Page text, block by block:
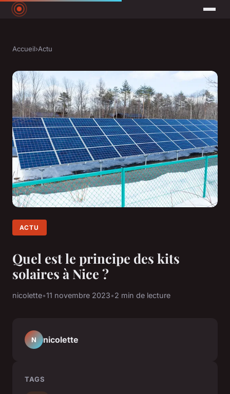
Accueil›Actu
ACTU
Quel est le principe des kits
solaires à Nice ?
nicolette•11 novembre 2023•2 min de lecture
N nicolette
TAGS